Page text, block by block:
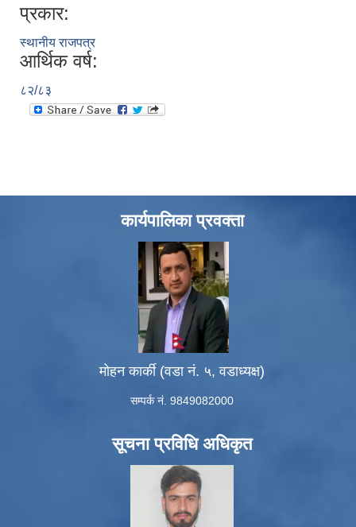
प्रकार:
स्थानीय राजपत्र
आर्थिक वर्ष:
८२/८३
कार्यपालिका प्रवक्ता
मोहन कार्की (वडा नं. ५, वडाध्यक्ष)
सम्पर्क नं. 9849082000
सूचना प्रविधि अधिकृत